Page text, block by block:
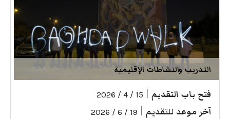
التدريب والنشاطات الإقليمية
فتح باب التقديم 15 / 4 / 2026
آخر موعد للتقديم 19 / 6 / 2026